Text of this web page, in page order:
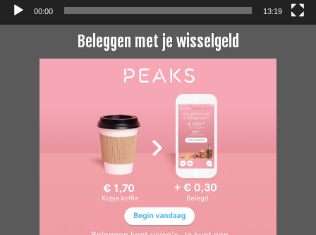
00:00 13:19
Beleggen met je wisselgeld